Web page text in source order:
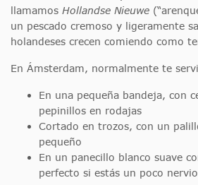
llamamos Hollandse Nieuwe
un pescado cremoso y ligeramente
holandeses crecen comiendo como
En Ámsterdam, normalmente te
En una pequeña bandeja, con
pepinillos en rodajas
Cortado en trozos, con un
pequeño
En un panecillo blanco suave
perfecto si estás un poco